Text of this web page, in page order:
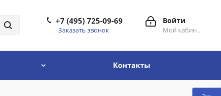
Войти
Мой кабинет
+7 (495) 725-09-69
Заказать звонок
Контакты